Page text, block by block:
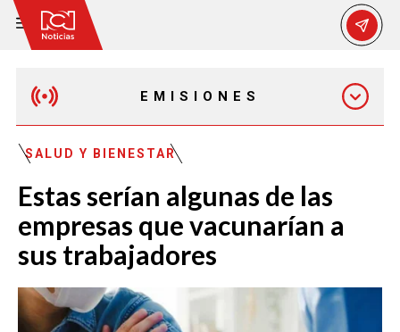
EMISIONES
MAÑANA EXPRESS
EMISIÓN 12:30 PM
EMISIÓN 7:00 PM
EMISIÓN 11:30 PM
SALUD Y BIENESTAR
Estas serían algunas de las
empresas que vacunarían a
sus trabajadores